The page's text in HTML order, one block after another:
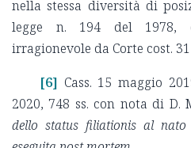
nella stessa diversità di
legge n. 194 del 1978,
irragionevole da Corte cost.
[6] Cass. 15 maggio
2020, 748 ss. con nota di D.
dello status filiationis al nato